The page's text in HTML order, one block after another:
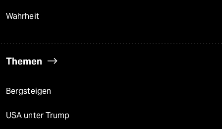
Wahrheit
Themen
Bergsteigen
USA unter Trump